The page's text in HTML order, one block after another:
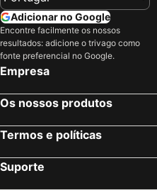
Adicionar no Google
Encontre facilmente os nossos
resultados: adicione o trivago como
fonte preferencial no Google.
Empresa
Os nossos produtos
Termos e políticas
Suporte